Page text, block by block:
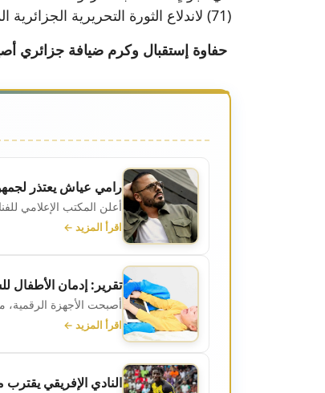
(71) لاندلاع الثورة التحريرية الجزائرية المجيدة، تلك الثورة التي غيّرت مجرى التاريخ وكتبت بدماء الشهداء صفحة المجد والكرامة.
حفاوة إستقبال وكرم ضيافة جزائري
رامي عياش يعتذر
أعلن المكتب الإعلامي
اقرأ المزيد ←
تقرير: إدمان
أصبحت الأجهزة الرقمية،
اقرأ المزيد ←
النادي الإفريقي